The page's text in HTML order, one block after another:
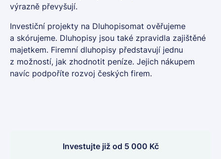
výrazně převyšují.
Investiční projekty na Dluhopisomat ověřujeme
a skórujeme. Dluhopisy jsou také zpravidla zajištěné
majetkem. Firemní dluhopisy představují jednu
z možností, jak zhodnotit peníze. Jejich nákupem
navíc podpoříte rozvoj českých firem.
Investujte již od 5 000 Kč